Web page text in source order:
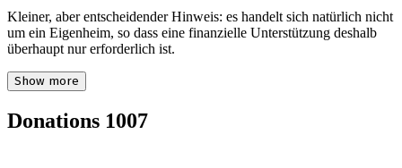
Kleiner, aber entscheidender Hinweis: es handelt sich natürlich nicht
um ein Eigenheim, so dass eine finanzielle Unterstützung deshalb
überhaupt nur erforderlich ist.
Show more
Donations 1007